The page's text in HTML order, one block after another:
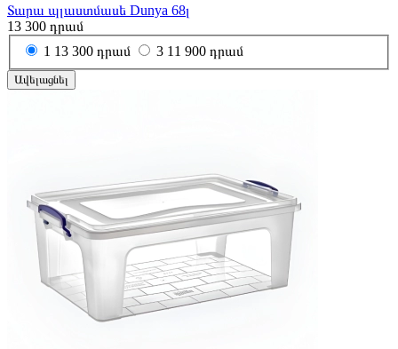
Տարա պլաստմասե Dunya 68լ
13 300 դրամ
1 13 300 դրամ 3 11 900 դրամ
Ավելացնել